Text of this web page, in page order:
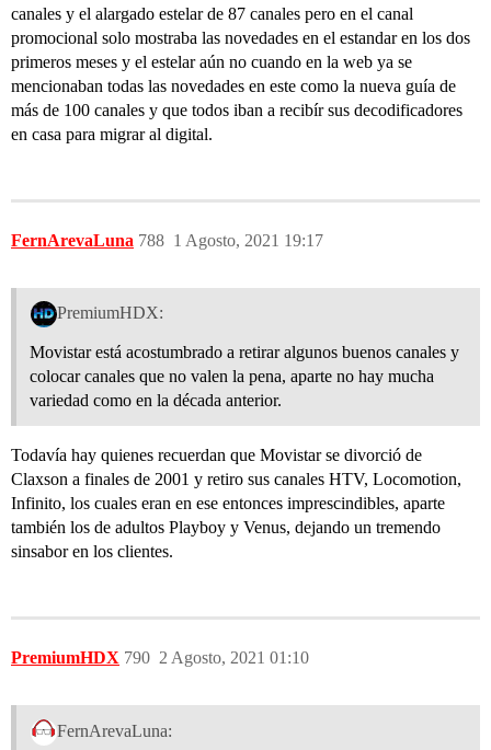
canales y el alargado estelar de 87 canales pero en el canal
promocional solo mostraba las novedades en el estandar en los dos
primeros meses y el estelar aún no cuando en la web ya se
mencionaban todas las novedades en este como la nueva guía de
más de 100 canales y que todos iban a recibír sus decodificadores
en casa para migrar al digital.
FernArevaLuna 1 Agosto, 2021 19:17
788
PremiumHDX:
Movistar está acostumbrado a retirar algunos buenos canales y
colocar canales que no valen la pena, aparte no hay mucha
variedad como en la década anterior.
Todavía hay quienes recuerdan que Movistar se divorció de
Claxson a finales de 2001 y retiro sus canales HTV, Locomotion,
Infinito, los cuales eran en ese entonces imprescindibles, aparte
también los de adultos Playboy y Venus, dejando un tremendo
sinsabor en los clientes.
PremiumHDX 2 Agosto, 2021 01:10
790
FernArevaLuna: